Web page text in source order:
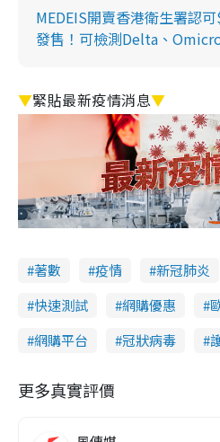
MEDEIS開賣香港衛生署認
發售！可檢測Delta、
▼緊貼最新疫情消息▼
著數 疫情 新冠肺炎
快速測試
網購優惠
網購平台
冠狀病毒
更多真實評價